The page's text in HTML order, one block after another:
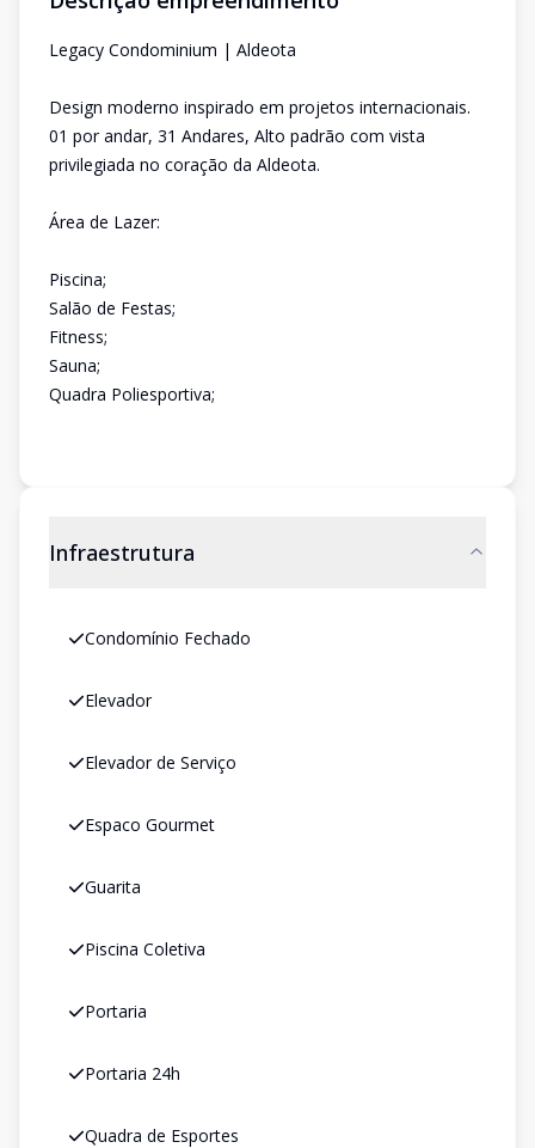
Legacy Condominium | Aldeota
Design moderno inspirado em projetos internacionais.
01 por andar, 31 Andares, Alto padrão com vista
privilegiada no coração da Aldeota.
Área de Lazer:
Piscina;
Salão de Festas;
Fitness;
Sauna;
Quadra Poliesportiva;
Infraestrutura
Condomínio Fechado
Elevador
Elevador de Serviço
Espaco Gourmet
Guarita
Piscina Coletiva
Portaria
Portaria 24h
Quadra de Esportes